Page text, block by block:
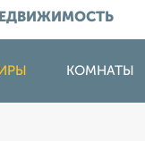
КОМНАТЫ